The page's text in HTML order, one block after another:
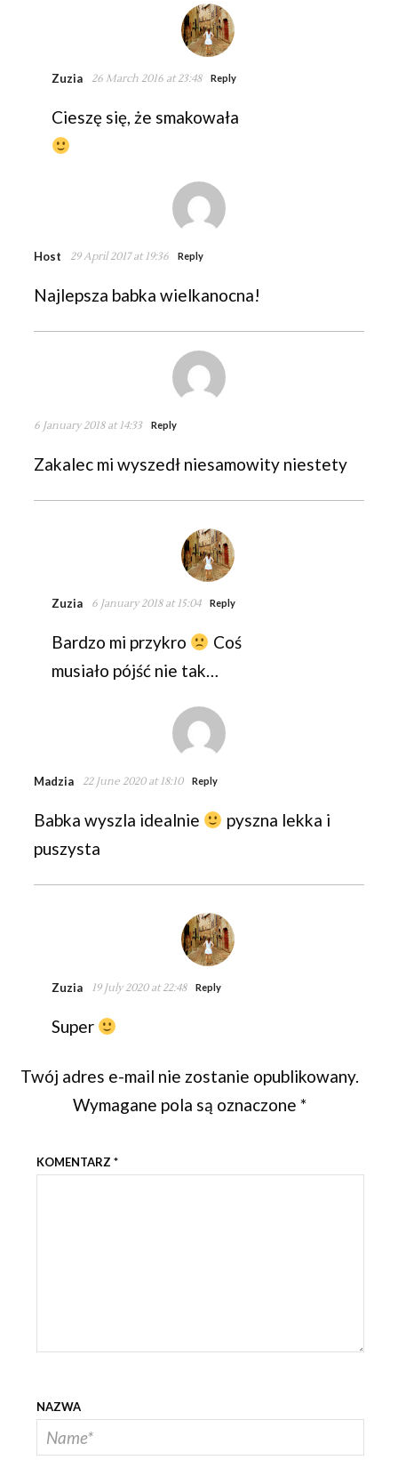
Zuzia 26 March 2016 at 23:48 Reply
Cieszę się, że smakowała
Host 29 April 2017 at 19:36 Reply
Najlepsza babka wielkanocna!
6 January 2018 at 14:33 Reply
Zakalec mi wyszedł niesamowity niestety
Zuzia 6 January 2018 at 15:04 Reply
Bardzo mi przykro
Coś
musiało pójść nie tak…
Madzia 22 June 2020 at 18:10 Reply
Babka wyszla idealnie
pyszna lekka i
puszysta
Zuzia 19 July 2020 at 22:48 Reply
Super
Twój adres e-mail nie zostanie opublikowany.
Wymagane pola są oznaczone *
KOMENTARZ *
NAZWA